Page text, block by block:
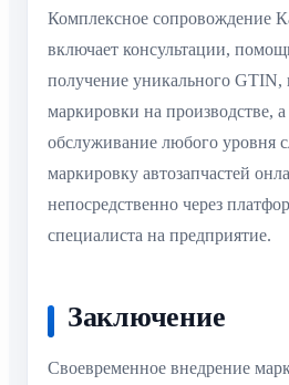
Комплексное сопровождение
включает консультации,
получение уникального GTIN,
маркировки на производстве,
обслуживание любого уровня
маркировку автозапчастей
непосредственно через
специалиста на предприятие.
Заключение
Своевременное внедрение